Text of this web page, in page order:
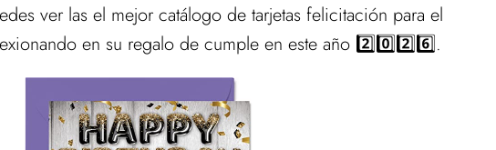
ver las el mejor catálogo de tarjetas felicitación para el
en su regalo de cumple en este año 2️⃣0️⃣2️⃣6️⃣.